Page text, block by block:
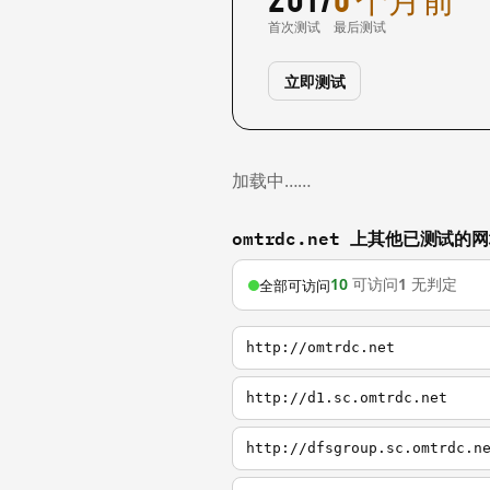
首次测试 最后测试
立即测试
加载中……
omtrdc.net 上其他已测试的
全部可访问10 可访问1 无判定
http://omtrdc.net
http://d1.sc.omtrdc.net
http://